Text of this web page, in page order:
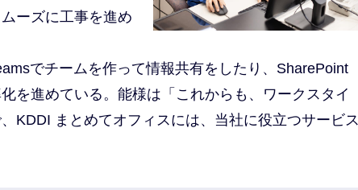
ーズに工事を進め
でチームを作って情報共有をしたり、SharePoint
を進めている。能様は「これからも、ワークスタイ
KDDI まとめてオフィスには、当社に役立つサービス